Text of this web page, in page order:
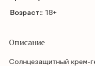
Возраст:: 18+
Описание
Солнцезащитный крем-